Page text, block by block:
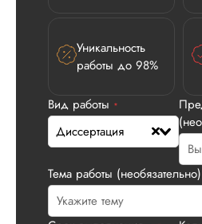
Уникальность
работы до 98%
Вид работы *
Диссертация
Тема работы (необязательно)